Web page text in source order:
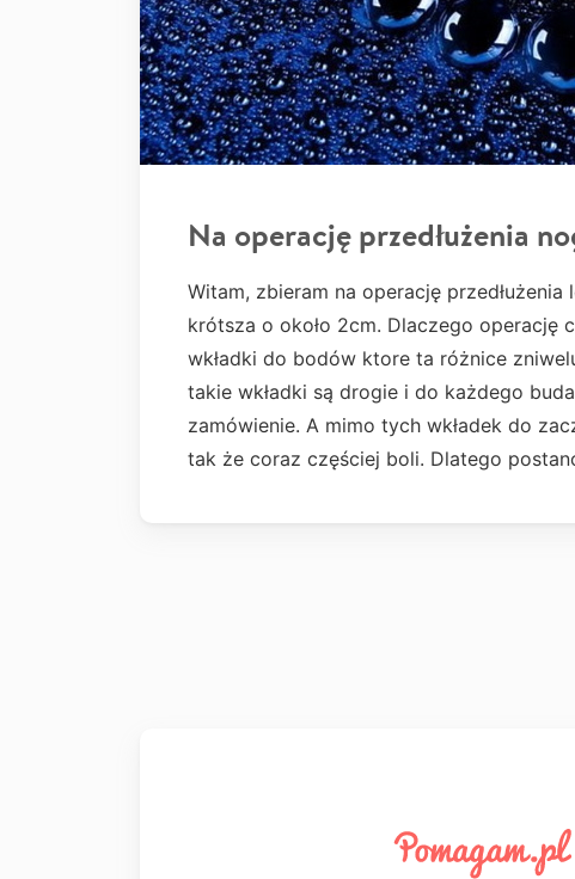
Na operację przedłużenia
Witam, zbieram na operację
krótsza o około 2cm. Dlaczego operację
wkładki do bodów ktore ta różnice
takie wkładki są drogie i do każdego
zamówienie. A mimo tych wkładek do
tak że coraz częściej boli. Dlatego